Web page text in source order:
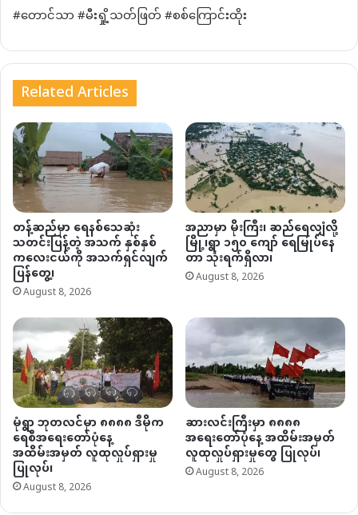
#တောင်သာ #မီးရှို့သတ်ဖြတ် #စစ်ကြောင်းထိုး
Related Articles
တန့်ဆည်မှာ ရေနစ်သေဆုံး
သတင်းပြန့်တဲ့ အသက် နှစ်နှစ်
ကလေးငယ်ကို အသက်ရှင်လျက်
ပြန်တွေ့၊
August 8, 2026
အညာမှာ မိုးကြီး၊ ဆည်ရေလျှံလို့
မြို့၊ရွာ ၁၅၀ ကျော် ရေမြုပ်နေ
တာ သုံးရက်ရှိလာ၊
August 8, 2026
မုံရွာ ဘုတလင်မှာ ၈၈၈၈ ဒီမိုက
ရေစီအရေးတော်ပုံနေ့
အထိမ်းအမှတ် လူထုလှုပ်ရှားမှု
ပြုလုပ်၊
August 8, 2026
ဆားလင်းကြီးမှာ ၈၈၈၈
အရေးတော်ပုံနေ့ အထိမ်းအမှတ်
လူထုလှုပ်ရှားမှုတွေ ပြုလုပ်၊
August 8, 2026